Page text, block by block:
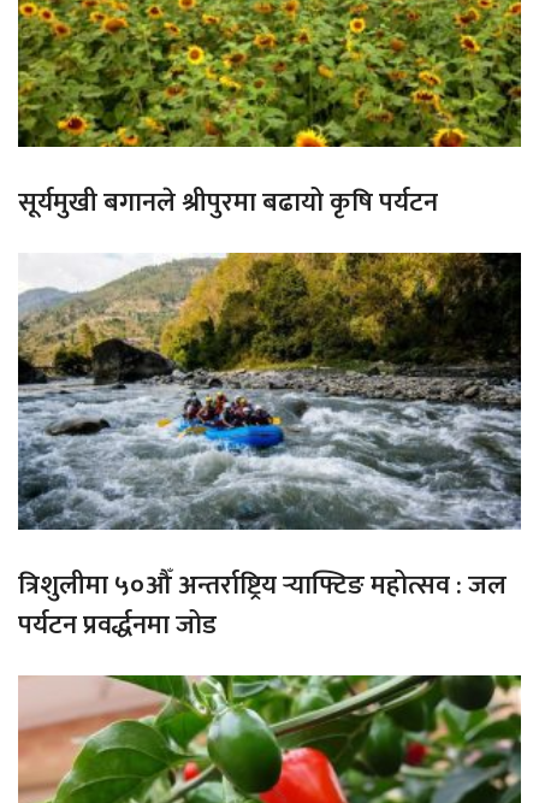
सूर्यमुखी बगानले श्रीपुरमा बढायो कृषि पर्यटन
त्रिशुलीमा ५०औँ अन्तर्राष्ट्रिय र्‍याफ्टिङ महोत्सव : जल
पर्यटन प्रवर्द्धनमा जोड